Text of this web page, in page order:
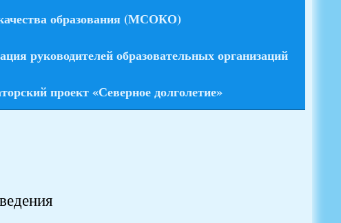
образования (МСОКО)
руководителей образовательных организаций
проект «Северное долголетие»